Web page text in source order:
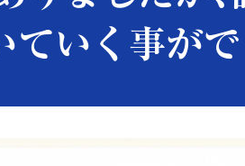
ていく事が